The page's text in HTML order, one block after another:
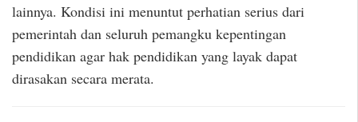
lainnya. Kondisi ini menuntut perhatian serius dari
pemerintah dan seluruh pemangku kepentingan
pendidikan agar hak pendidikan yang layak dapat
dirasakan secara merata.